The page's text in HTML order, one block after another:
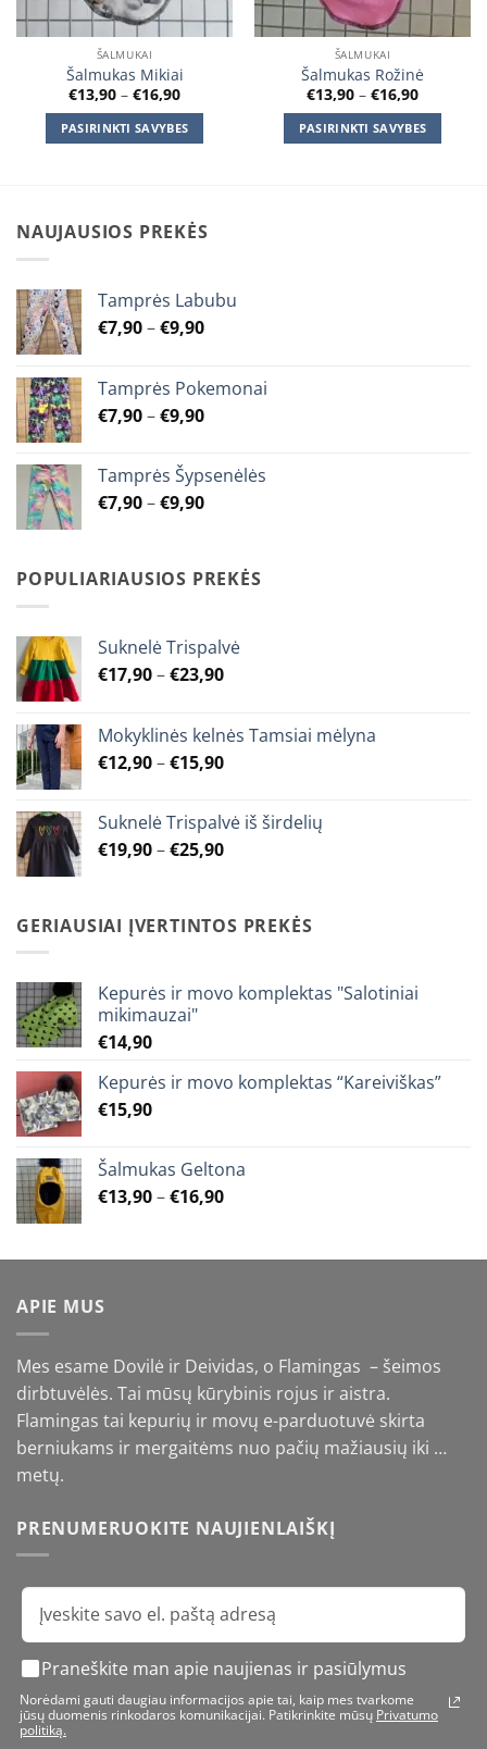
ŠALMUKAI
Šalmukas Mikiai
€13,90 – €16,90Price
€13,90
through
€16,90
PASIRINKTI SAVYBES
multiple
variants.
options
may
be
on
the
product
ŠALMUKAI
Šalmukas Rožinė
€13,90 – €16,90Price
€13,90
through
€16,90
PASIRINKTI SAVYBES
NAUJAUSIOS PREKĖS
Tamprės Labubu
€7,90–€9,90Price
through
€9,90
Tamprės Pokemonai
€7,90–€9,90Price
through
€9,90
Tamprės Šypsenėlės
€7,90–€9,90Price
through
€9,90
POPULIARIAUSIOS PREKĖS
Suknelė Trispalvė
€17,90–€23,90Price
through
€23,90
Mokyklinės kelnės Tamsiai mėlyna
€12,90–€15,90Price
through
€15,90
Suknelė Trispalvė iš širdelių
€19,90–€25,90Price
through
€25,90
GERIAUSIAI ĮVERTINTOS PREKĖS
Kepurės ir movo komplektas "Salotiniai
mikimauzai"
€14,90
Kepurės ir movo komplektas “Kareiviškas”
€15,90
Šalmukas Geltona
€13,90–€16,90Price
through
APIE MUS
Mes esame Dovilė ir Deividas, o Flamingas – šeimos
dirbtuvėlės. Tai mūsų kūrybinis rojus ir aistra.
Flamingas tai kepurių ir movų e-parduotuvė skirta
berniukams ir mergaitėms nuo pačių mažiausių iki …
metų.
PRENUMERUOKITE NAUJIENLAIŠKĮ
Praneškite man apie naujienas ir pasiūlymus
Norėdami gauti daugiau informacijos apie tai, kaip mes tvarkome
jūsų duomenis rinkodaros komunikacijai. Patikrinkite mūsų Privatumo
politiką.